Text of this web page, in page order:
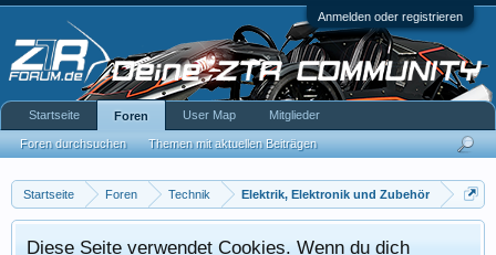
Anmelden oder registrieren
Startseite Foren Technik Elektrik, Elektronik und Zubehör
Diese Seite verwendet Cookies. Wenn du dich
Startseite Foren
Foren durchsuchen Themen mit aktuellen Beiträgen
User Map Mitglieder